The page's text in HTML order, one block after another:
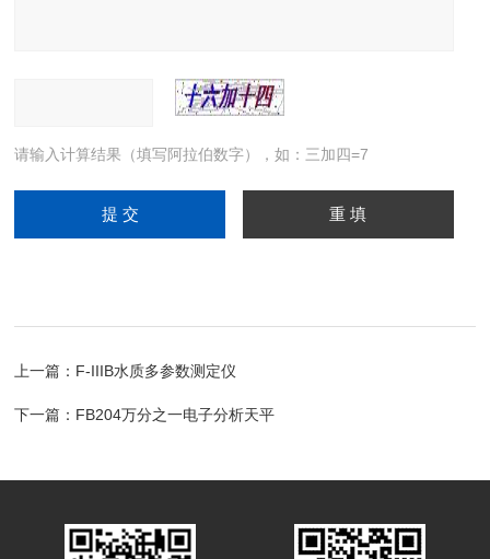
请输入计算结果（填写阿拉伯数字），如：三加四=7
上一篇： F-IIIB水质多参数测定仪
下一篇： FB204万分之一电子分析天平